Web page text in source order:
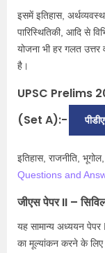
इसमें इतिहास,
पारिस्थितिकी, आदि से
योजना भी हर गलत
है।
UPSC Prelims
(Set A):-
इतिहास, राजनीति,
Questions and
जीएस पेपर II –
यह सामान्य अध्ययन पेपर
का मूल्यांकन करने के